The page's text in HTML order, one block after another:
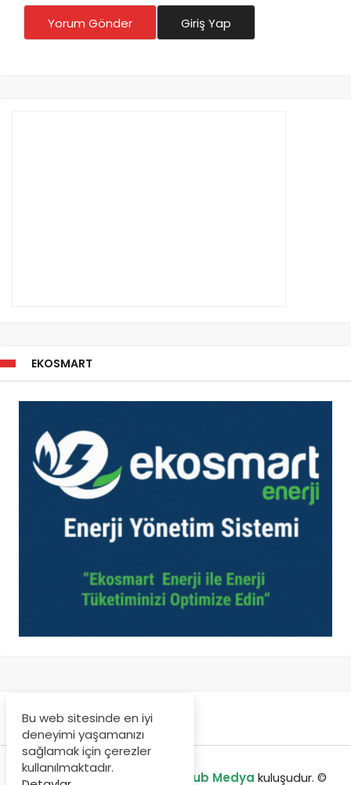
Yorum Gönder Giriş Yap
EKOSMART
enerjibulteni.com bir GreenHub Medya kuluşudur. ©
Bu web sitesinde en iyi
deneyimi yaşamanızı
sağlamak için çerezler
kullanılmaktadır.